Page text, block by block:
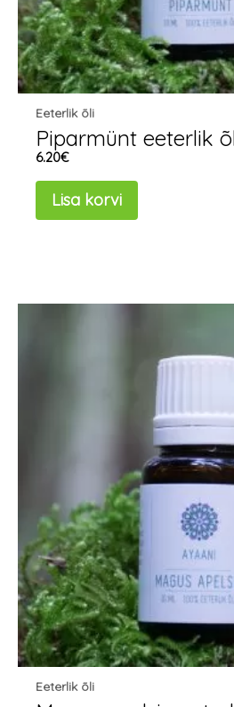
Eeterlik õli
Piparmünt eeterlik
6.20€
Lisa korvi
Eeterlik õli